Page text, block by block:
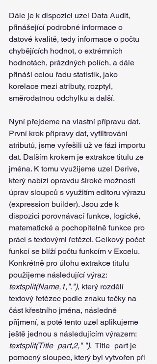
Dále je k dispozici uzel Data Audit,
přinášející podrobné informace o
datové kvalitě, tedy informace o počtu
chybějících hodnot, o extrémních
hodnotách, prázdných polích, a dále
přináší celou řadu statistik, jako
korelace mezi atributy, rozptyl,
směrodatnou odchylku a další.
Nyní přejdeme na vlastní přípravu dat.
První krok přípravy dat, vyfiltrování
atributů, jsme vyřešili už ve fázi importu
dat. Dalším krokem je extrakce titulu ze
jména. K tomu využijeme uzel Derive,
který nabízí opravdu široké možnosti
úprav sloupců s využitím editoru výrazu
(expression builder). Jsou zde k
dispozici porovnávací funkce, logické,
matematické a pochopitelně funkce pro
práci s textovými řetězci. Celkový počet
funkcí se blíží počtu funkcím v Excelu.
Konkrétně pro úlohu extrakce titulu
použijeme následující výraz:
textsplit(Name,1,"."), který rozdělí
textový řetězec podle znaku tečky na
část křestního jména, následně
příjmení, a poté tento uzel aplikujeme
ještě jednou s následujícím výrazem:
textsplit(Title_part,2," ").  Title_part je
pomocný sloupec, který byl vytvořen při